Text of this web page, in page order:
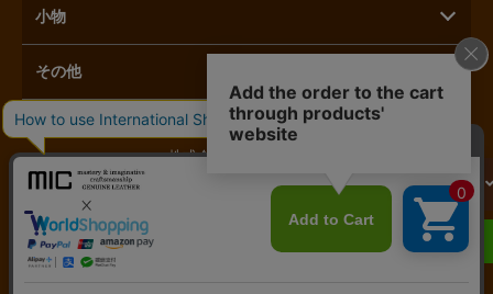
へ進む
LINEで相談する
小物
その他
株式会社ラモーダヨシダ
〒110-0015 東京都台東区東上野1-3-3
営業時間：11時～17時 定休日：毎月第二月曜日／土日祝日